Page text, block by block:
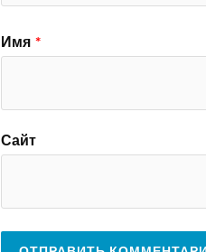
Имя *
Сайт